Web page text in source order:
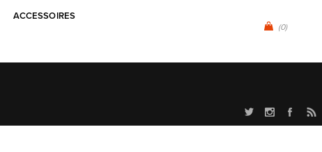
(0)
ACCESSOIRES